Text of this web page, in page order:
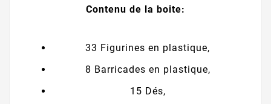
Contenu de la boite:
33 Figurines en plastique,
8 Barricades en plastique,
15 Dés,